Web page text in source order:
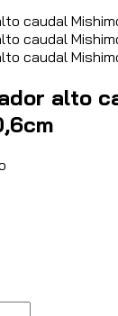
alto